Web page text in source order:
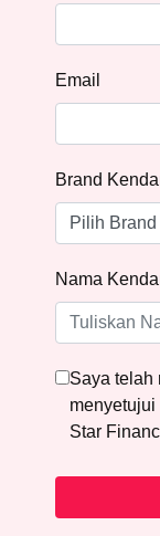
Email
Brand
Nama
Saya telah
menyetujui
Star